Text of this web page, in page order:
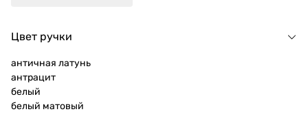
Цвет ручки
античная латунь
антрацит
белый
белый матовый